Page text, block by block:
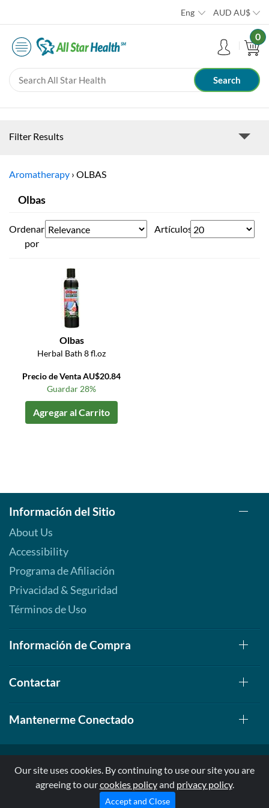
Eng AUD AU$
0
Filter Results
Aromatherapy › OLBAS
Olbas
Ordenar
por
Artículos
Olbas
Herbal Bath 8 fl.oz
Precio de Venta AU$20.84
Guardar 28%
Agregar al Carrito
Información del Sitio
About Us
Accessibility
Programa de Afiliación
Privacidad & Seguridad
Términos de Uso
Información de Compra
Contactar
Mantenerme Conectado
© 1999-2026, AllStarHealth.com | All Rights Reserved
* Estas declaraciones no han sido evaluadas por la FDA
Our site uses cookies. By continuing to use our site you are
agreeing to ourcookies policyand privacy policy.
Accept and Close